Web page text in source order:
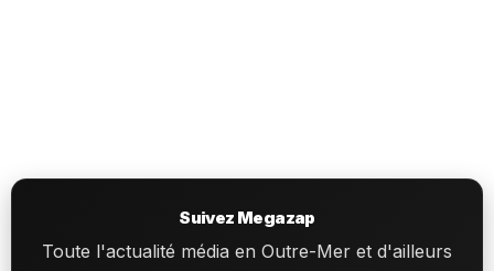
Suivez Megazap
Toute l'actualité média en Outre-Mer et d'ailleurs